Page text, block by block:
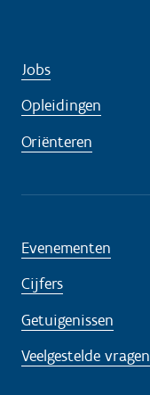
Jobs
Opleidingen
Oriënteren
Evenementen
Cijfers
Getuigenissen
Veelgestelde vragen